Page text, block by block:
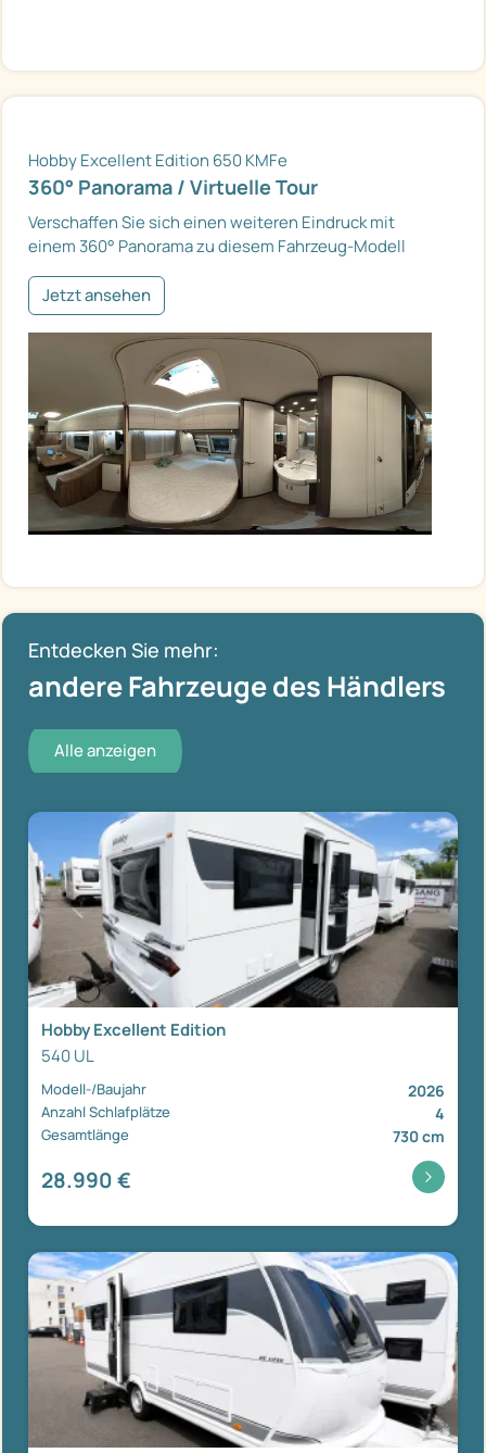
Hobby Excellent Edition 650 KMFe
360° Panorama / Virtuelle Tour
Verschaffen Sie sich einen weiteren Eindruck mit
einem 360° Panorama zu diesem Fahrzeug-Modell
Jetzt ansehen
Entdecken Sie mehr:
andere Fahrzeuge des Händlers
Alle anzeigen
Hobby Excellent Edition
540 UL
Modell-/Baujahr 2026
Anzahl Schlafplätze 4
Gesamtlänge 730 cm
28.990 €